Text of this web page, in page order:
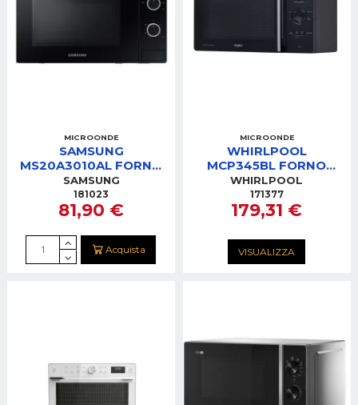
MICROONDE
SAMSUNG
MS20A3010AL FORNO
MICROONDE 20LT
NERO 1150W 5
PROGRAMMI
SAMSUNG
181023
81,90 €
Acquista
MICROONDE
WHIRLPOOL
MCP345BL FORNO
MICROONDE 25LT
MWO 800W GRILL
BLACK AUTOCLEAN
WHIRLPOOL
171377
179,31 €
VISUALIZZA